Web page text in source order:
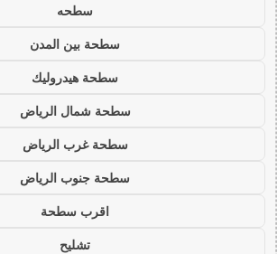
سطحه
سطحة بين المدن
سطحة هيدروليك
سطحة شمال الرياض
سطحة غرب الرياض
سطحة جنوب الرياض
اقرب سطحة
تشليح